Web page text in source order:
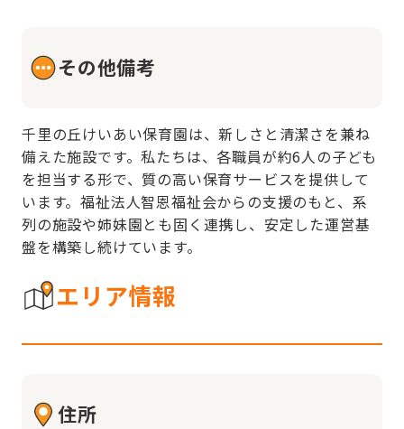
その他備考
千里の丘けいあい保育園は、新しさと清潔さを兼ね
備えた施設です。私たちは、各職員が約6人の子ども
を担当する形で、質の高い保育サービスを提供して
います。福祉法人智恩福祉会からの支援のもと、系
列の施設や姉妹園とも固く連携し、安定した運営基
盤を構築し続けています。
エリア情報
住所